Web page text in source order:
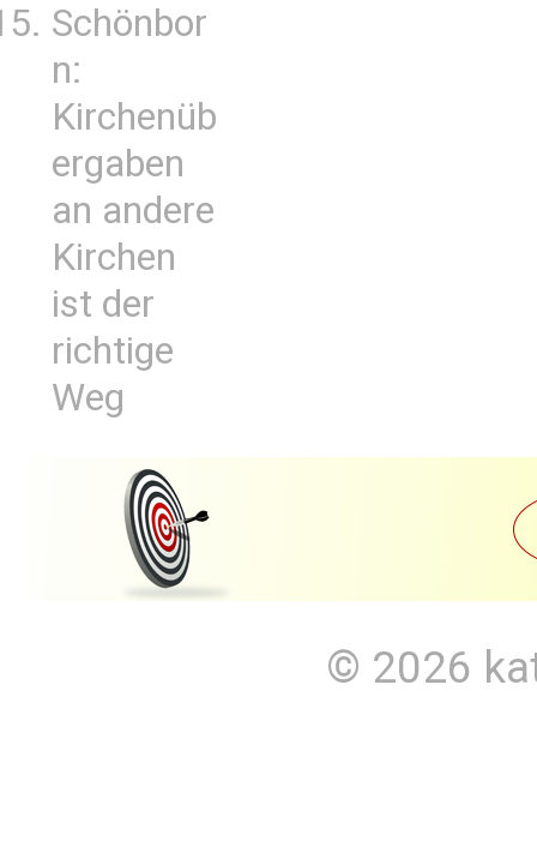
Schönbor
n:
Kirchenüb
ergaben
an andere
Kirchen
ist der
richtige
Weg
© 2026